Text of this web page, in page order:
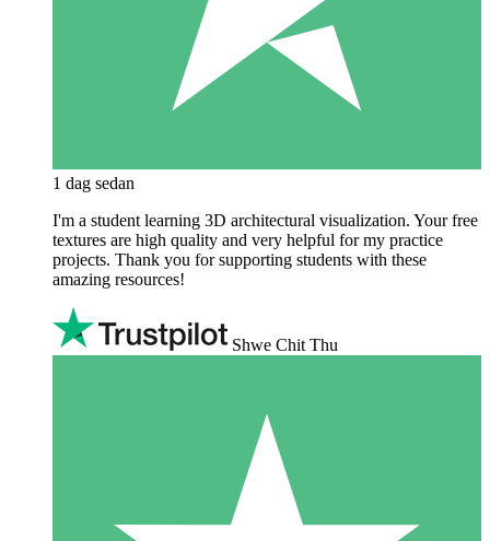
1 dag sedan
I'm a student learning 3D architectural visualization. Your free
textures are high quality and very helpful for my practice
projects. Thank you for supporting students with these
amazing resources!
Shwe Chit Thu